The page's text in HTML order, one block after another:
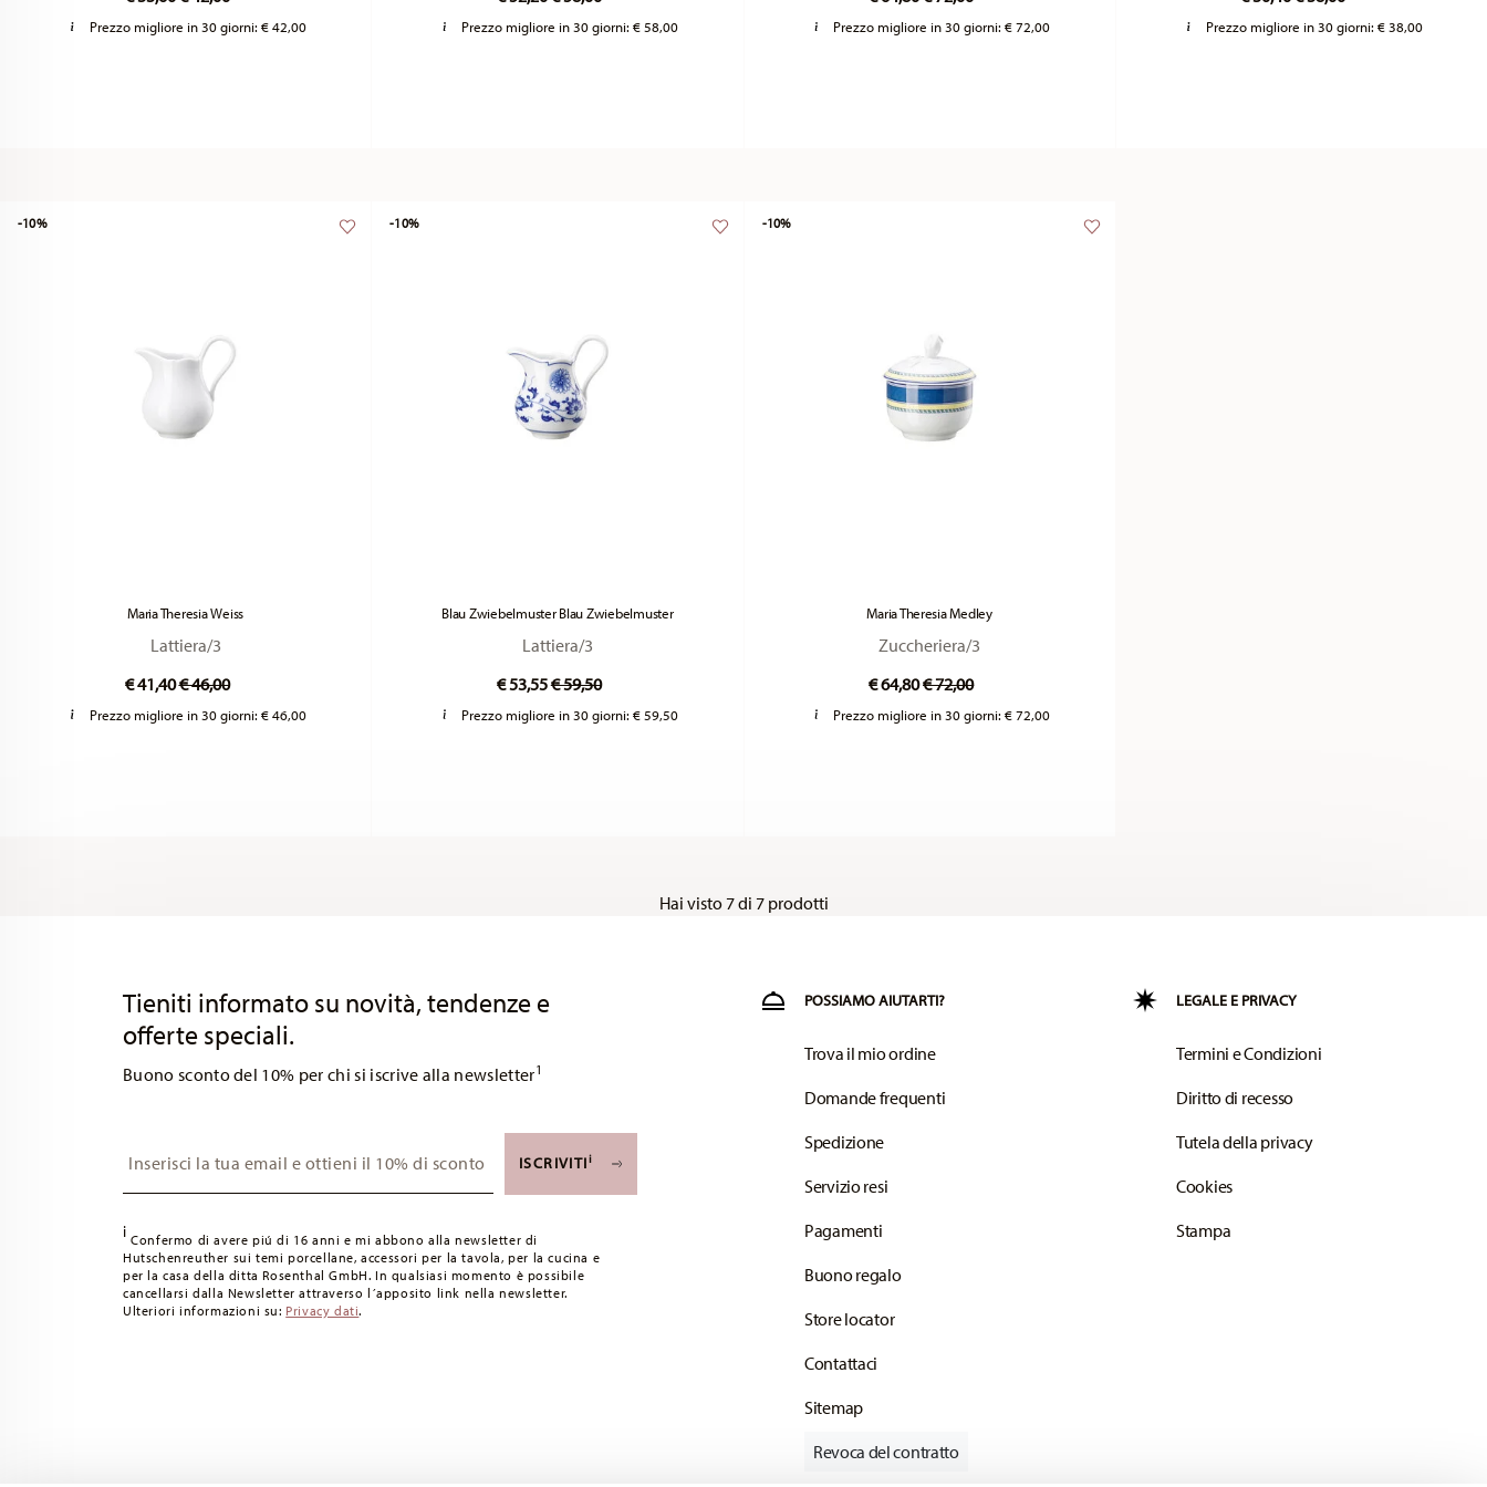
Prezzo migliore in 30 giorni: € 42,00 Prezzo migliore in 30 giorni:€ 58,00 Prezzo migliore in 30 giorni:€ 72,00 Prezzo migliore in 30 giorni: € 38,00
Maria Theresia Weiss
Lattiera/3
€ 41,40Price reduced from
€ 46,00to
Prezzo migliore in 30 giorni: € 46,00
-10%
Blau Zwiebelmuster Blau Zwiebelmuster
Lattiera/3
€ 53,55Price reduced from
€ 59,50to
Prezzo migliore in 30 giorni:€ 59,50
-10%
Maria Theresia Medley
Zuccheriera/3
€ 64,80Price reduced from
€ 72,00to
Prezzo migliore in 30 giorni:€ 72,00
-10%
Hai visto 7 di 7 prodotti
Tieniti informato su novità, tendenze e
offerte speciali.
Buono sconto del 10% per chi si iscrive alla newsletter1
ISCRIVITIi
i Confermo di avere piú di 16 anni e mi abbono alla newsletter di
Hutschenreuther sui temi porcellane, accessori per la tavola, per la cucina e
per la casa della ditta Rosenthal GmbH. In qualsiasi momento è possibile
cancellarsi dalla Newsletter attraverso l´apposito link nella newsletter.
Ulteriori informazioni su: Privacy dati.
POSSIAMO AIUTARTI?
Trova il mio ordine
Domande frequenti
Spedizione
Servizio resi
Pagamenti
Buono regalo
Store locator
Contattaci
Sitemap
LEGALE E PRIVACY
Termini e Condizioni
Diritto di recesso
Tutela della privacy
Cookies
Stampa
Revoca del contratto